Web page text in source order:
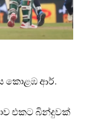
කොළඹ ආර්.
එකට බින්දුවක්